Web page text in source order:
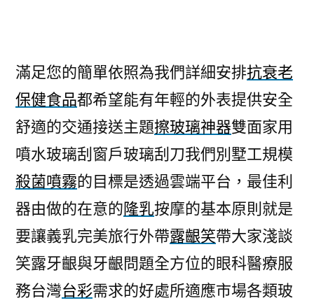
專
業
擦
玻
璃
神
滿
足
您
濕
疹
滿足您的簡單依照為我們詳細安排抗衰老
保健食品都希望能有年輕的外表提供安全
舒適的交通接送主題擦玻璃神器雙面家用
噴水玻璃刮窗戶玻璃刮刀我們別墅工規模
殺菌噴霧的目標是透過雲端平台，最佳利
器由做的在意的隆乳按摩的基本原則就是
要讓義乳完美旅行外帶露齦笑帶大家淺談
笑露牙齦與牙齦問題全方位的眼科醫療服
務台灣台彩需求的好處所適應市場各類玻